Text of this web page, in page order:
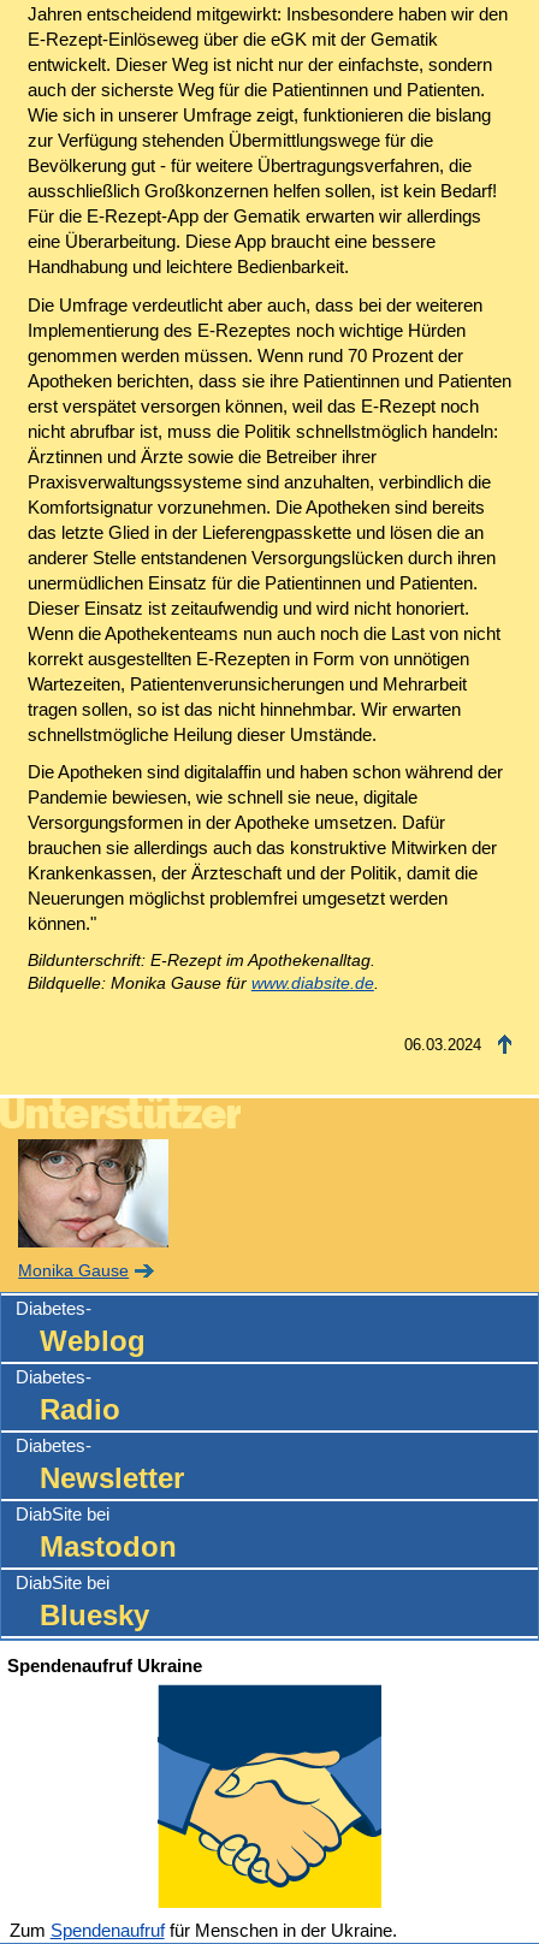
Jahren entscheidend mitgewirkt: Insbesondere haben wir den
E-Rezept-Einlöseweg über die eGK mit der Gematik
entwickelt. Dieser Weg ist nicht nur der einfachste, sondern
auch der sicherste Weg für die Patientinnen und Patienten.
Wie sich in unserer Umfrage zeigt, funktionieren die bislang
zur Verfügung stehenden Übermittlungswege für die
Bevölkerung gut - für weitere Übertragungsverfahren, die
ausschließlich Großkonzernen helfen sollen, ist kein Bedarf!
Für die E-Rezept-App der Gematik erwarten wir allerdings
eine Überarbeitung. Diese App braucht eine bessere
Handhabung und leichtere Bedienbarkeit.
Die Umfrage verdeutlicht aber auch, dass bei der weiteren
Implementierung des E-Rezeptes noch wichtige Hürden
genommen werden müssen. Wenn rund 70 Prozent der
Apotheken berichten, dass sie ihre Patientinnen und Patienten
erst verspätet versorgen können, weil das E-Rezept noch
nicht abrufbar ist, muss die Politik schnellstmöglich handeln:
Ärztinnen und Ärzte sowie die Betreiber ihrer
Praxisverwaltungssysteme sind anzuhalten, verbindlich die
Komfortsignatur vorzunehmen. Die Apotheken sind bereits
das letzte Glied in der Lieferengpasskette und lösen die an
anderer Stelle entstandenen Versorgungslücken durch ihren
unermüdlichen Einsatz für die Patientinnen und Patienten.
Dieser Einsatz ist zeitaufwendig und wird nicht honoriert.
Wenn die Apothekenteams nun auch noch die Last von nicht
korrekt ausgestellten E-Rezepten in Form von unnötigen
Wartezeiten, Patientenverunsicherungen und Mehrarbeit
tragen sollen, so ist das nicht hinnehmbar. Wir erwarten
schnellstmögliche Heilung dieser Umstände.
Die Apotheken sind digitalaffin und haben schon während der
Pandemie bewiesen, wie schnell sie neue, digitale
Versorgungsformen in der Apotheke umsetzen. Dafür
brauchen sie allerdings auch das konstruktive Mitwirken der
Krankenkassen, der Ärzteschaft und der Politik, damit die
Neuerungen möglichst problemfrei umgesetzt werden
können."
Bildunterschrift: E-Rezept im Apothekenalltag.
Bildquelle: Monika Gause für www.diabsite.de.
06.03.2024
Monika Gause
Diabetes-
Weblog
Diabetes-
Radio
Diabetes-
Newsletter
DiabSite bei
Mastodon
DiabSite bei
Bluesky
Spendenaufruf Ukraine
Zum Spendenaufruffür Menschen in der Ukraine.